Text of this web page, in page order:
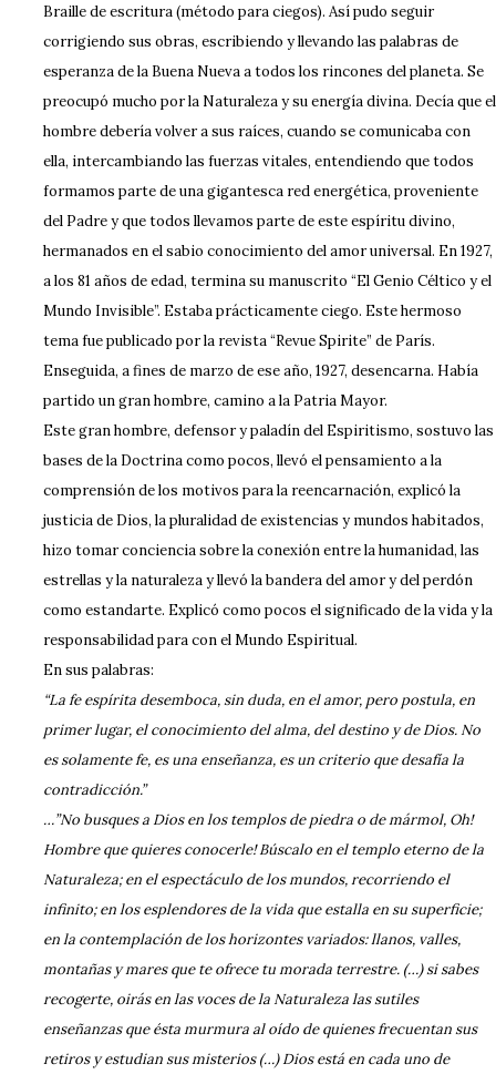
Braille de escritura (método para ciegos). Así pudo seguir
corrigiendo sus obras, escribiendo y llevando las palabras de
esperanza de la Buena Nueva a todos los rincones del planeta. Se
preocupó mucho por la Naturaleza y su energía divina. Decía que el
hombre debería volver a sus raíces, cuando se comunicaba con
ella, intercambiando las fuerzas vitales, entendiendo que todos
formamos parte de una gigantesca red energética, proveniente
del Padre y que todos llevamos parte de este espíritu divino,
hermanados en el sabio conocimiento del amor universal. En 1927,
a los 81 años de edad, termina su manuscrito “El Genio Céltico y el
Mundo Invisible”. Estaba prácticamente ciego. Este hermoso
tema fue publicado por la revista “Revue Spirite” de París.
Enseguida, a fines de marzo de ese año, 1927, desencarna. Había
partido un gran hombre, camino a la Patria Mayor.
Este gran hombre, defensor y paladín del Espiritismo, sostuvo las
bases de la Doctrina como pocos, llevó el pensamiento a la
comprensión de los motivos para la reencarnación, explicó la
justicia de Dios, la pluralidad de existencias y mundos habitados,
hizo tomar conciencia sobre la conexión entre la humanidad, las
estrellas y la naturaleza y llevó la bandera del amor y del perdón
como estandarte. Explicó como pocos el significado de la vida y la
responsabilidad para con el Mundo Espiritual.
En sus palabras:
“La fe espírita desemboca, sin duda, en el amor, pero postula, en
primer lugar, el conocimiento del alma, del destino y de Dios. No
es solamente fe, es una enseñanza, es un criterio que desafía la
contradicción.”
…”No busques a Dios en los templos de piedra o de mármol, Oh!
Hombre que quieres conocerle! Búscalo en el templo eterno de la
Naturaleza; en el espectáculo de los mundos, recorriendo el
infinito; en los esplendores de la vida que estalla en su superficie;
en la contemplación de los horizontes variados: llanos, valles,
montañas y mares que te ofrece tu morada terrestre. (…) si sabes
recogerte, oirás en las voces de la Naturaleza las sutiles
enseñanzas que ésta murmura al oído de quienes frecuentan sus
retiros y estudian sus misterios (…) Dios está en cada uno de